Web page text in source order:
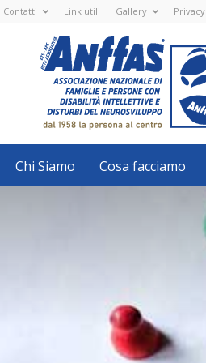
Contatti Link utili Gallery Privacy
Nazionale
ETS
-
APS
Associazione
Nazionale
di
Famiglie
e
con
disabilità
intellettive
Chi Siamo Cosa facciamo